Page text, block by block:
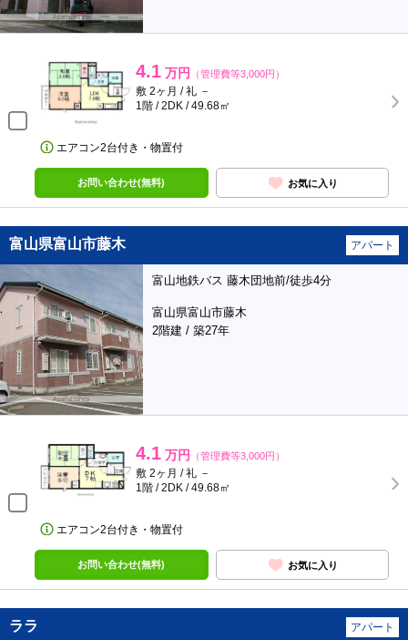
4.1 万円 （管理費等3,000円）
敷 2ヶ月 / 礼 －
1階 / 2DK / 49.68㎡
エアコン2台付き・物置付
お問い合わせ(無料) お気に入り
富山県富山市藤木 アパート
富山地鉄バス 藤木団地前/徒歩4分
富山県富山市藤木
2階建 / 築27年
4.1 万円 （管理費等3,000円）
敷 2ヶ月 / 礼 －
1階 / 2DK / 49.68㎡
エアコン2台付き・物置付
お問い合わせ(無料) お気に入り
ララ アパート